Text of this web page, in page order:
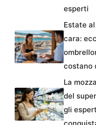
esperti
Estate
cara:
costano
La
del
gli